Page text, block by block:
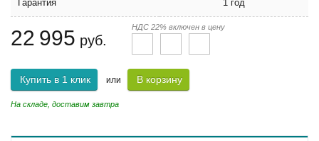
Гарантия 1 год
22 995 руб.
НДС 22% включен в цену
Купить в 1 клик или В корзину
На складе, доставим завтра